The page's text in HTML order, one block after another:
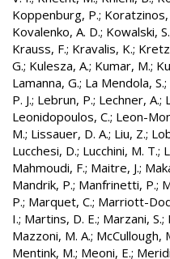
Koppenburg, P.; Koratzinos,
Kovalenko, A. D.; Kowalski, S.
Krauss, F.; Kravalis, K.;
G.; Kulesza, A.; Kumar, M.;
Lamanna, G.; La Mendola, S.;
P. J.; Lebrun, P.; Lechner, A.;
Leonidopoulos, C.; Leon-
M.; Lissauer, D. A.; Liu, Z.;
Lucchesi, D.; Lucchini, M. T.;
Mahmoudi, F.; Maitre, J.;
Mandrik, P.; Manfrinetti, P.;
P.; Marquet, C.; Marriott-
I.; Martins, D. E.; Marzani, S.;
Mazzoni, M. A.; McCullough,
Mentink, M.; Meoni, E.;